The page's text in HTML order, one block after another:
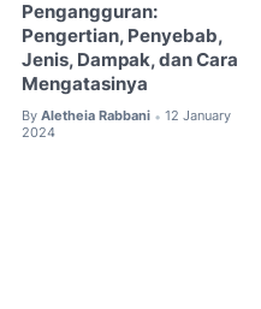
Pengangguran:
Pengertian, Penyebab,
Jenis, Dampak, dan Cara
Mengatasinya
By Aletheia Rabbani • 12 January
2024